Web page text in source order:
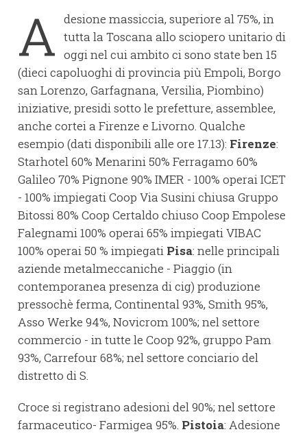
A desione massiccia, superiore al 75%, in
tutta la Toscana allo sciopero unitario di
oggi nel cui ambito ci sono state ben 15
(dieci capoluoghi di provincia più Empoli, Borgo
san Lorenzo, Garfagnana, Versilia, Piombino)
iniziative, presidi sotto le prefetture, assemblee,
anche cortei a Firenze e Livorno. Qualche
esempio (dati disponibili alle ore 17.13): Firenze:
Starhotel 60% Menarini 50% Ferragamo 60%
Galileo 70% Pignone 90% IMER - 100% operai ICET
- 100% impiegati Coop Via Susini chiusa Gruppo
Bitossi 80% Coop Certaldo chiuso Coop Empolese
Falegnami 100% operai 65% impiegati VIBAC
100% operai 50 % impiegati Pisa: nelle principali
aziende metalmeccaniche - Piaggio (in
contemporanea presenza di cig) produzione
pressochè ferma, Continental 93%, Smith 95%,
Asso Werke 94%, Novicrom 100%; nel settore
commercio - in tutte le Coop 92%, gruppo Pam
93%, Carrefour 68%; nel settore conciario del
distretto di S.
Croce si registrano adesioni del 90%; nel settore
farmaceutico- Farmigea 95%. Pistoia: Adesione